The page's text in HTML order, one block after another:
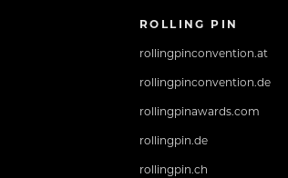
ROLLING PIN
rollingpinconvention.at
rollingpinconvention.de
rollingpinawards.com
rollingpin.de
rollingpin.ch